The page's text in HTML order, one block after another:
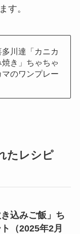
す。
多川達「カニカ
き」ちゃちゃ
のワンプレー
たレシピ
込みご飯」ち
（2025年2月